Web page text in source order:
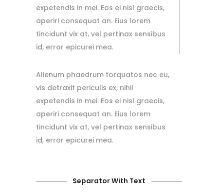
expetendis in mei. Eos ei nisl graecis,
aperiri consequat an. Eius lorem
tincidunt vix at, vel pertinax sensibus
id, error epicurei mea.
Alienum phaedrum torquatos nec eu,
vis detraxit periculis ex, nihil
expetendis in mei. Eos ei nisl graecis,
aperiri consequat an. Eius lorem
tincidunt vix at, vel pertinax sensibus
id, error epicurei mea.
Separator With Text